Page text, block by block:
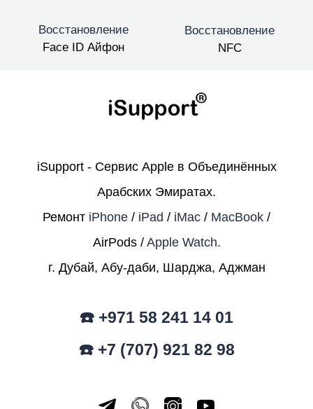
Восстановление
Face ID Айфон
Восстановление
NFC
iSupport - Сервис Apple в Объединённых
Арабских Эмиратах.
Ремонт iPhone / iPad / iMac / MacBook /
AirPods / Apple Watch.
г. Дубай, Абу-даби, Шарджа, Аджман
☎️ +971 58 241 14 01
☎️ +7 (707) 921 82 98